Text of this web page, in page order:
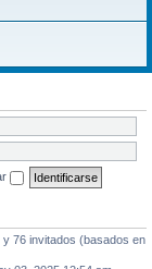
76 invitados (basados en